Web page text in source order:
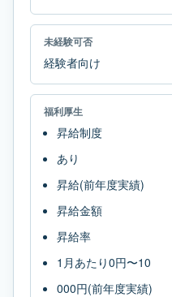
未経験可否
経験者向け
福利厚生
昇給制度
あり
昇給(前年度実績)
昇給金額
昇給率
1月あたり0円〜10
000円(前年度実績)